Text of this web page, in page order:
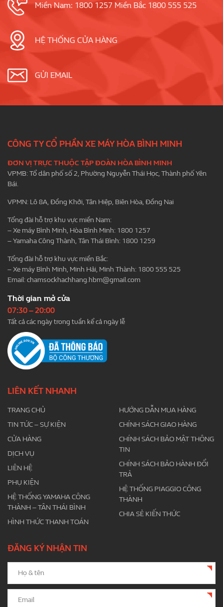
Miền Nam: 1800 1257 Miền Bắc 1800 555 525
HỆ THỐNG CỬA HÀNG
GỬI EMAIL
CÔNG TY CỔ PHẦN XE MÁY HÒA BÌNH MINH
ĐƠN VỊ TRỰC THUỘC TẬP ĐOÀN HÒA BÌNH MINH
VPMB: Tổ dân phố số 2, Phường Nguyễn Thái Học, Thành phố Yên
Bái.
VPMN: Lô 8A, Đồng Khởi, Tân Hiệp, Biên Hòa, Đồng Nai
Tổng đài hỗ trợ khu vực miền Nam:
– Xe máy Bình Minh, Hòa Bình Minh: 1800 1257
– Yamaha Công Thành, Tân Thái Bình: 1800 1259
Tổng đài hỗ trợ khu vực miền Bắc:
– Xe máy Bình Minh, Minh Hải, Minh Thành: 1800 555 525
Email:chamsockhachhang.hbm@gmail.com
Thời gian mở cửa
07:30 – 20:00
Tất cả các ngày trong tuần kể cả ngày lễ
LIÊN KẾT NHANH
TRANG CHỦ
TIN TỨC – SỰ KIỆN
CỬA HÀNG
DỊCH VỤ
LIÊN HỆ
PHỤ KIỆN
HỆ THỐNG YAMAHA CÔNG
THÀNH – TÂN THÁI BÌNH
HÌNH THỨC THANH TOÁN
HƯỚNG DẪN MUA HÀNG
CHÍNH SÁCH GIAO HÀNG
CHÍNH SÁCH BẢO MẬT THÔNG
TIN
CHÍNH SÁCH BẢO HÀNH ĐỔI
TRẢ
HỆ THỐNG PIAGGIO CÔNG
THÀNH
CHIA SẺ KIẾN THỨC
ĐĂNG KÝ NHẬN TIN